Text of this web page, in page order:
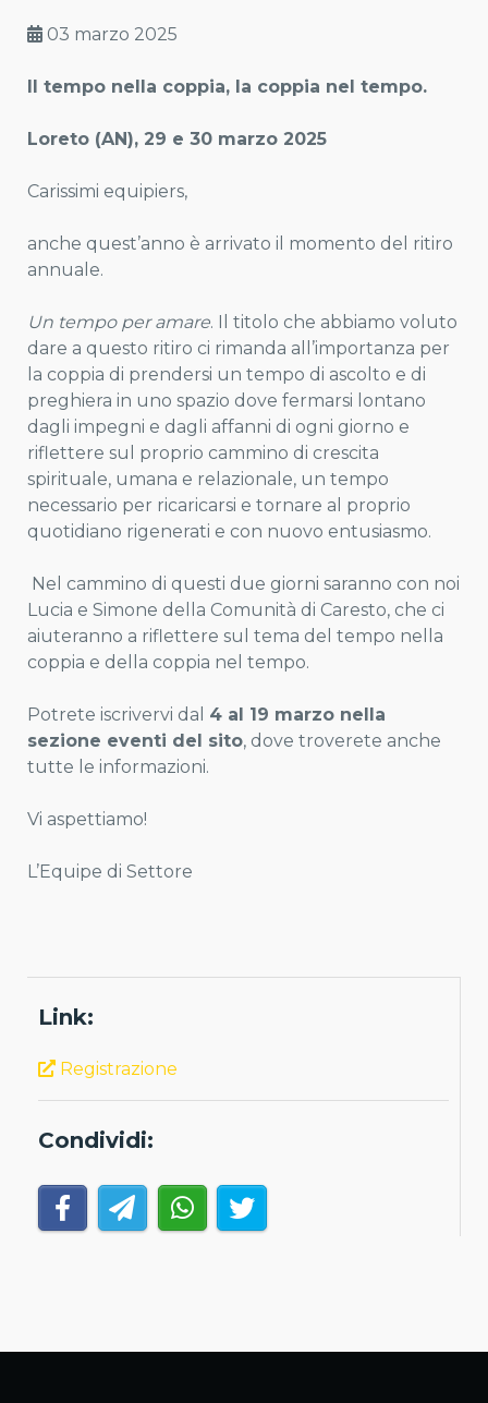
Link:
Registrazione
Condividi:
03 marzo 2025
Il tempo nella coppia, la coppia nel tempo.
Loreto (AN), 29 e 30 marzo 2025
Carissimi equipiers,
anche quest’anno è arrivato il momento del ritiro
annuale.
Un tempo per amare. Il titolo che abbiamo voluto
dare a questo ritiro ci rimanda all’importanza per
la coppia di prendersi un tempo di ascolto e di
preghiera in uno spazio dove fermarsi lontano
dagli impegni e dagli affanni di ogni giorno e
riflettere sul proprio cammino di crescita
spirituale, umana e relazionale, un tempo
necessario per ricaricarsi e tornare al proprio
quotidiano rigenerati e con nuovo entusiasmo.
Nel cammino di questi due giorni saranno con noi
Lucia e Simone della Comunità di Caresto, che ci
aiuteranno a riflettere sul tema del tempo nella
coppia e della coppia nel tempo.
Potrete iscrivervi dal 4 al 19 marzo nella
sezione eventi del sito, dove troverete anche
tutte le informazioni.
Vi aspettiamo!
L’Equipe di Settore